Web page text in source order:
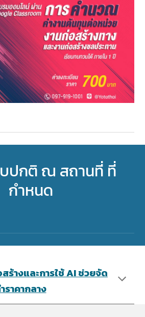
ปกติ ณ สถานที่ ที่
กำหนด
ร้างและการใช้ AI ช่วยจัด
ราคากลาง